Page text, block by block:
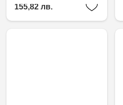
155,82 лв.